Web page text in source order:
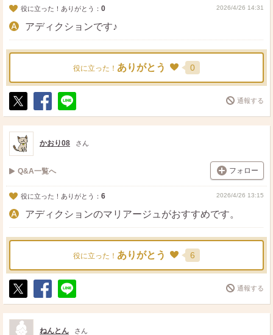
役に立った！ありがとう： 0 2026/4/26 14:31
アディクションです♪
役に立った！ ありがとう 0
ポ
ス
ト
シ
ェ
送
る
通報する
かおり08 さん
Q&A一覧へ フォロー
役に立った！ありがとう： 6 2026/4/26 13:15
アディクションのマリアージュがおすすめです。
役に立った！ ありがとう 6
ポ
ス
ト
シ
ェ
送
る
通報する
ねんとん さん